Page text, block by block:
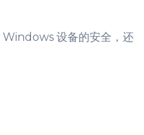
Windows 设备的安全，还